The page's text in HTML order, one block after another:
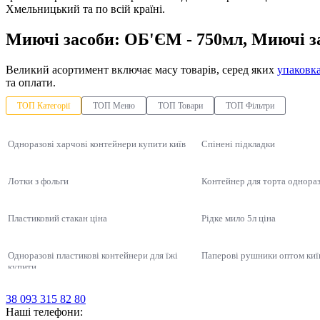
Хмельницький та по всій країні.
Миючі засоби: ОБ'ЄМ - 750мл, Миючі
Великий асортимент включає масу товарів, серед яких
та оплати.
ТОП Категорії ТОП Меню ТОП Товари ТОП Фільтри
Одноразові харчові контейнери купити київ
Лотки з фольги
Пластиковий стакан ціна
Одноразові пластикові контейнери для їжі
купити
Купити столові прибори одноразові
Спінені підкладки
Контейнер для торта
Рідке мило 5л ціна
Паперові рушники оптом
Контейнери для суші
38 093 315 82 80
Наші телефони: